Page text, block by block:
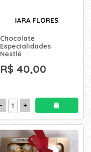
IARA FLORES
Chocolate
Especialidades
Nestlé
R$ 40,00